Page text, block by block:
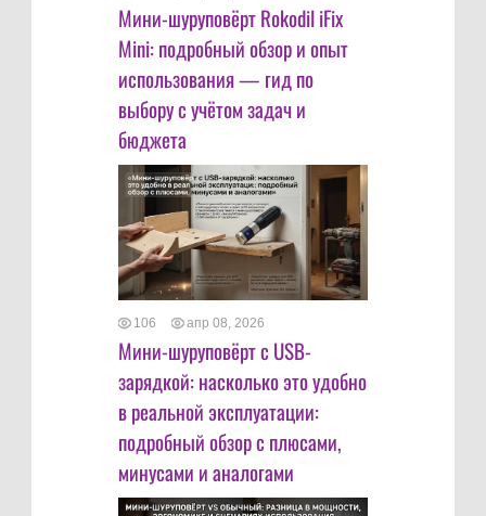
Мини-шуруповёрт Rokodil iFix
Mini: подробный обзор и опыт
использования — гид по
выбору с учётом задач и
бюджета
106 апр 08, 2026
Мини-шуруповёрт с USB-
зарядкой: насколько это удобно
в реальной эксплуатации:
подробный обзор с плюсами,
минусами и аналогами